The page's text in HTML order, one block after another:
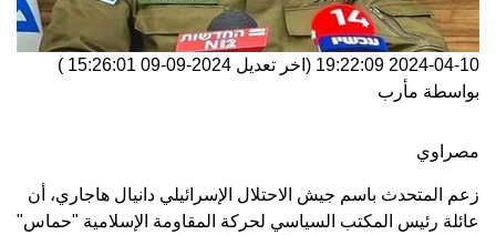
2024-04-10 19:22:09 (اخر تعديل 2024-09-09 15:26:01
)
بواسطة مأرب
مصراوي
زعم المتحدث باسم جيش الاحتلال الإسرائيلي دانيال هاجاري، أن
عائلة رئيس المكتب السياسي لحركة المقاومة الإسلامية "حماس"